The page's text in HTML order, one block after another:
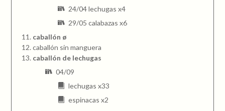
24/04 lechugas x4
29/05 calabazas x6
caballón ø
caballón sin manguera
caballón de lechugas
04/09
lechugas x33
espinacas x2